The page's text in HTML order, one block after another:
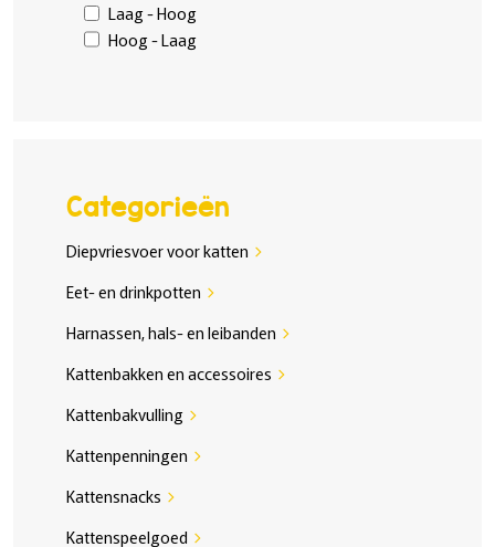
Laag - Hoog
Hoog - Laag
Categorieën
Diepvriesvoer voor katten chevron_right
Eet- en drinkpotten chevron_right
Harnassen, hals- en leibanden chevron_right
Kattenbakken en accessoires chevron_right
Kattenbakvulling chevron_right
Kattenpenningen chevron_right
Kattensnacks chevron_right
Kattenspeelgoed chevron_right